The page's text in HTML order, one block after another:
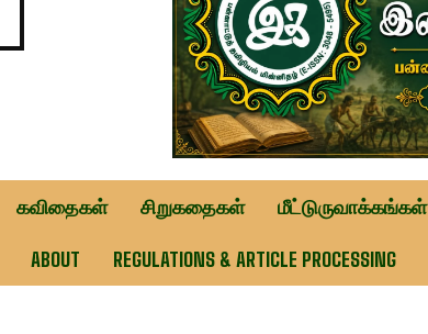
கவிதைகள் சிறுகதைகள் மீட்டுருவாக்கங்கள்
ABOUT REGULATIONS & ARTICLE PROCESSING